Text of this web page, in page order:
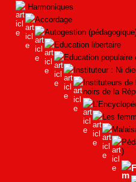
Harmoniques
Accordage
Autogestion
Education libertaire
Education populaire
Instituteur : Ni
Instituteurs
noirs de la
Les
)